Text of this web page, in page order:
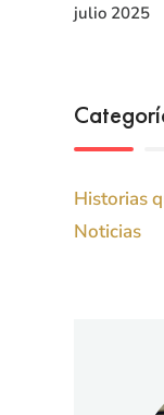
julio 2025
Historias
Noticias